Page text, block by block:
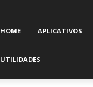
HOME APLICATIVOS
UTILIDADES